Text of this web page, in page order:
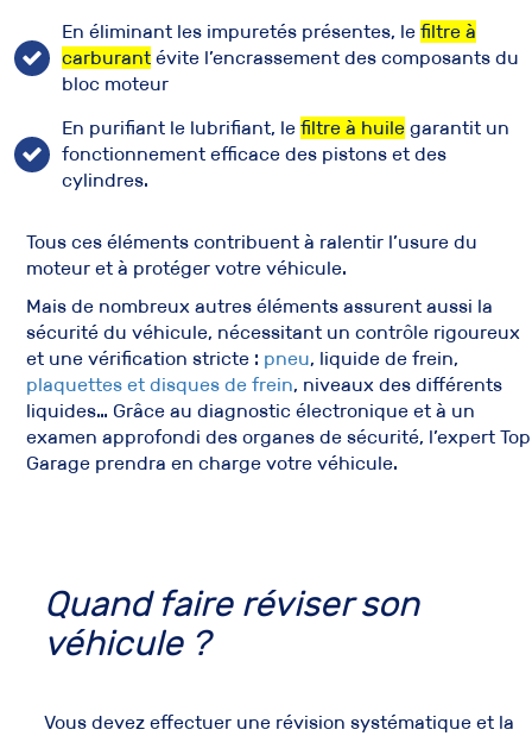
En éliminant les impuretés présentes, lefiltre à
carburant évite l’encrassement des composants du
bloc moteur
En purifiant le lubrifiant, lefiltre à huile garantit un
fonctionnement efficace des pistons et des
cylindres.
Tous ces éléments contribuent à ralentir l’usure du
moteur et à protéger votre véhicule.
Mais de nombreux autres éléments assurent aussi la
sécurité du véhicule, nécessitant un contrôle rigoureux
et une vérification stricte : pneu, liquide de frein,
plaquettes et disques de frein, niveaux des différents
liquides… Grâce au diagnostic électronique et à un
examen approfondi des organes de sécurité, l’expert Top
Garage prendra en charge votre véhicule.
Quand faire réviser son
véhicule ?
Vous devez effectuer une révision systématique et la